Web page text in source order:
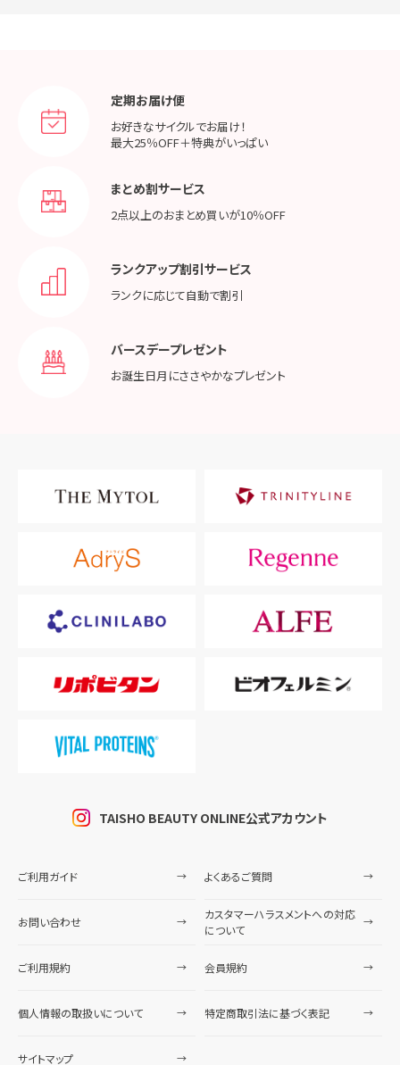
定期お届け便
お好きなサイクルでお届け！
最大25％OFF＋特典がいっぱい
まとめ割サービス
2点以上のおまとめ買いが10％OFF
ランクアップ割引サービス
ランクに応じて自動で割引
バースデープレゼント
お誕生日月にささやかなプレゼント
TAISHO BEAUTY ONLINE公式アカウント
ご利用ガイド よくあるご質問
お問い合わせ
カスタマーハラスメントへの対応
について
ご利用規約 会員規約
個人情報の取扱いについて 特定商取引法に基づく表記
サイトマップ